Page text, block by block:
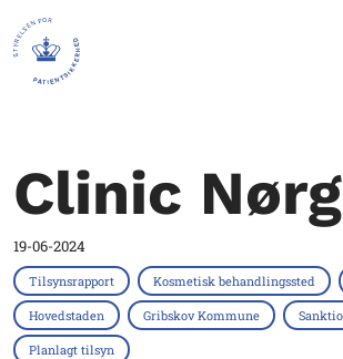
Clinic
19-06-2024
Tilsynsrapport Kosmetisk behandlingssted
Hovedstaden Gribskov Kommune
Planlagt tilsyn